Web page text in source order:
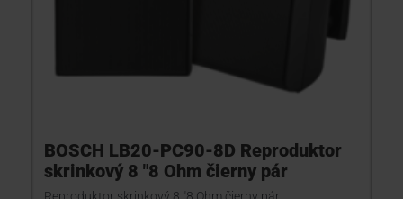
BOSCH LB20-PC90-8D Reproduktor
skrinkový 8 "8 Ohm čierny pár